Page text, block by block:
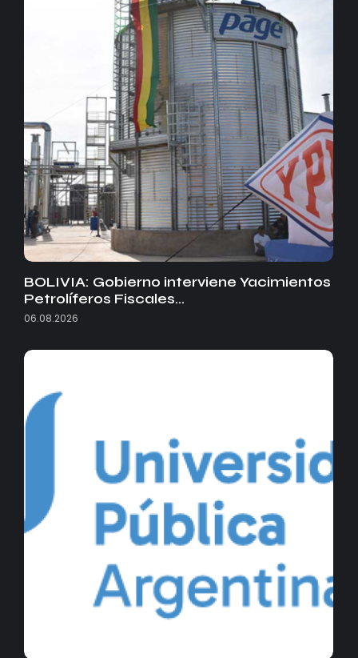
BOLIVIA: Gobierno interviene Yacimientos
Petrolíferos Fiscales…
06.08.2026